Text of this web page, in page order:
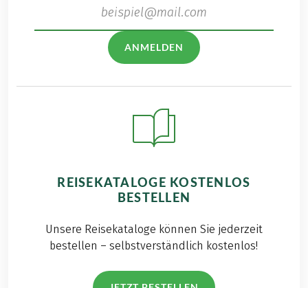
ANMELDEN
REISEKATALOGE KOSTENLOS
BESTELLEN
Unsere Reisekataloge können Sie jederzeit
bestellen – selbstverständlich kostenlos!